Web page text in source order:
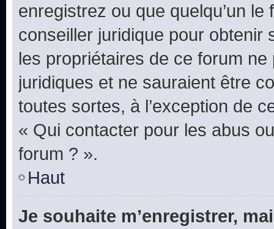
enregistrez ou que quelqu’un
conseiller juridique pour obtenir
les propriétaires de ce forum
juridiques et ne sauraient être
toutes sortes, à l’exception de
« Qui contacter pour les abus
forum ? ».
Haut
Je souhaite m’enregistrer,